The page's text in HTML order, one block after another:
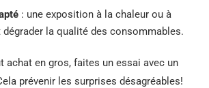
: une exposition à la chaleur ou à
dégrader la qualité des consommables.
achat en gros, faites un essai avec un
prévenir les surprises désagréables!